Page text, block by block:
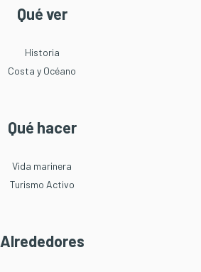
Qué ver
Historia
Costa y Océano
Qué hacer
Vida marinera
Turismo Activo
Alrededores